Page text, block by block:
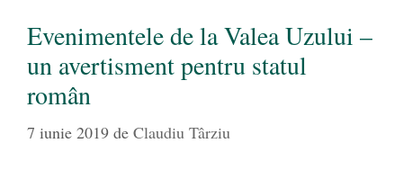
Evenimentele de la Valea Uzului –
un avertisment pentru statul
român
7 iunie 2019 de Claudiu Târziu